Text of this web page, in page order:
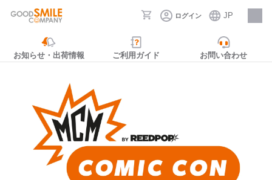
ログイン JP
採用情報
お知らせ・出荷情報 ご利用ガイド お問い合わせ